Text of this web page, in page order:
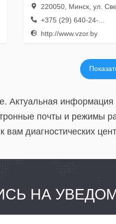
220050, Минск, ул.
+375 (29) 640-24-...
http://www.vzor.by
Актуальная
почты и режимы
диагностических
НА